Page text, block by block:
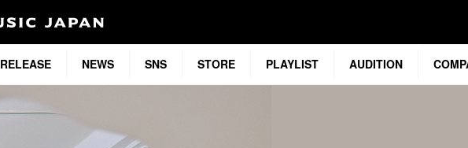
RELEASE NEWS SNS STORE PLAYLIST AUDITION